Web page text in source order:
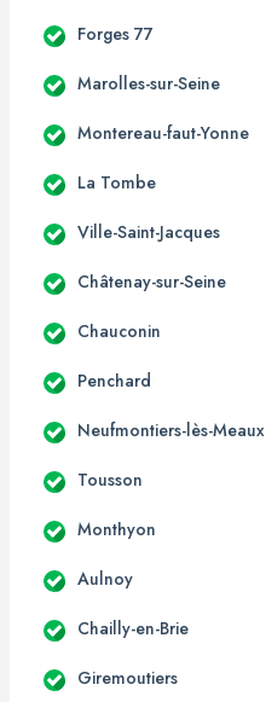
Forges 77
Marolles-sur-Seine
Montereau-faut-Yonne
La Tombe
Ville-Saint-Jacques
Châtenay-sur-Seine
Chauconin
Penchard
Neufmontiers-lès-Meaux
Tousson
Monthyon
Aulnoy
Chailly-en-Brie
Giremoutiers